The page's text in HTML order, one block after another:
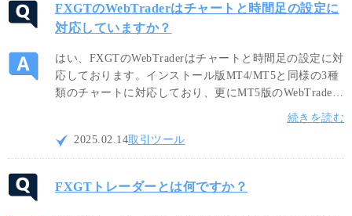
FXGTのWebTraderはチャートと時間足の設定に
対応していますか？
はい、FXGTのWebTraderはチャートと時間足の設定に対
応しております。インストール版MT4/MT5と同様の3種
類のチャートに対応しており、更にMT5版のWebTrader
では4種類、FXGTトレーダーでは12種類のチャートをご
利用頂けます。また、インストール版と同様にM1から
MNまで複数の時間足切り替えが可能です。
続きを読む
2025.02.14取引ツール
FXGTトレーダーとは何ですか？